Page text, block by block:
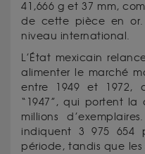
41,666 g et 37 mm,
de cette pièce en
niveau international.
L’État mexicain
alimenter le marché
entre 1949 et 1972,
“1947”, qui portent
millions
indiquent 3 975 654
période, tandis que les